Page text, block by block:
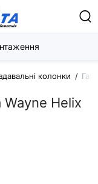
колонки
Wayne Helix